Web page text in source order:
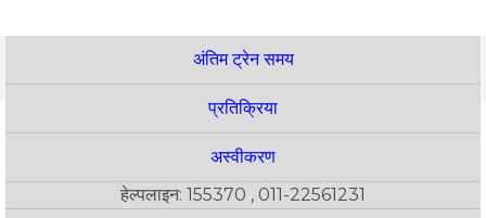
अंतिम ट्रेन समय
प्रतिक्रिया
अस्वीकरण
हेल्पलाइन: 155370 , 011-22561231